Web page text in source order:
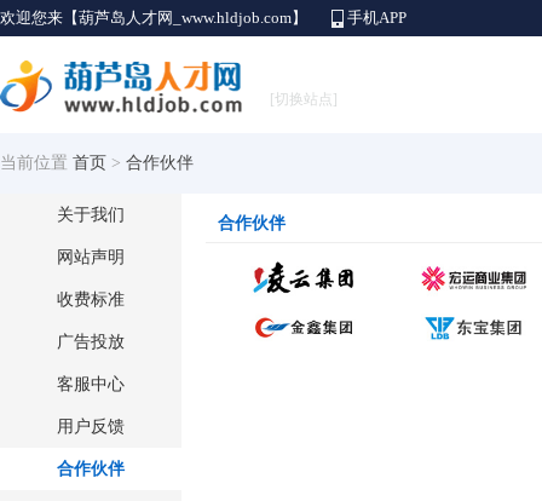
欢迎您来【葫芦岛人才网_www.hldjob.com】 手机APP
[切换站点]
当前位置 首页 > 合作伙伴
关于我们
网站声明
收费标准
广告投放
客服中心
用户反馈
合作伙伴
合作伙伴